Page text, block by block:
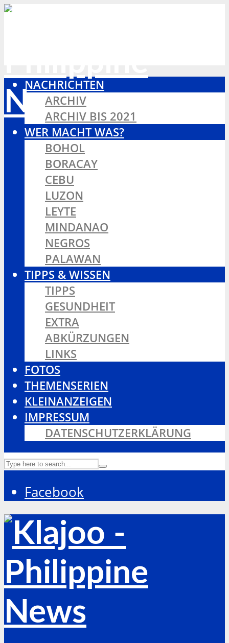
NACHRICHTEN
ARCHIV
ARCHIV BIS 2021
WER MACHT WAS?
BOHOL
BORACAY
CEBU
LUZON
LEYTE
MINDANAO
NEGROS
PALAWAN
TIPPS & WISSEN
TIPPS
GESUNDHEIT
EXTRA
ABKÜRZUNGEN
LINKS
FOTOS
THEMENSERIEN
KLEINANZEIGEN
IMPRESSUM
DATENSCHUTZERKLÄRUNG
Facebook